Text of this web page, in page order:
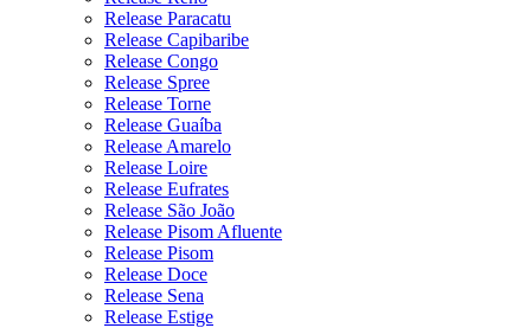
Release Paracatu
Release Capibaribe
Release Congo
Release Spree
Release Torne
Release Guaíba
Release Amarelo
Release Loire
Release Eufrates
Release São João
Release Pisom Afluente
Release Pisom
Release Doce
Release Sena
Release Estige